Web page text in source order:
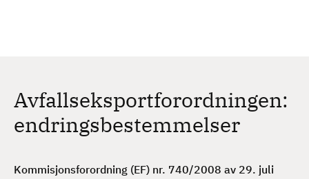
Avfallseksportforordningen:
endringsbestemmelser
Kommisjonsforordning (EF) nr. 740/2008 av 29. juli